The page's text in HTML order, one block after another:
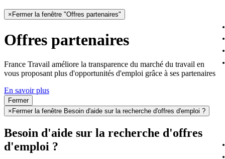
× Fermer la fenêtre "Offres partenaires"
Offres partenaires
France Travail améliore la transparence du marché du travail en
vous proposant plus d'opportunités d'emploi grâce à ses partenaires
En savoir plus
Fermer
× Fermer la fenêtre Besoin d'aide sur la recherche d'offres d'emploi ?
Besoin d'aide sur la recherche d'offres
d'emploi ?